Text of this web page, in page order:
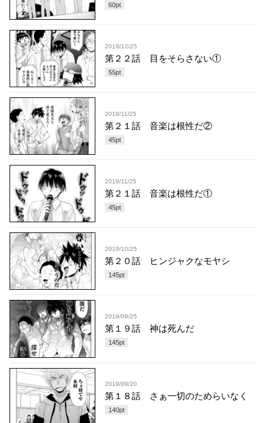
60pt
2019/12/25
第２２話 目をそらさない①
55pt
2019/11/25
第２１話 音楽は根性だ②
45pt
2019/11/25
第２１話 音楽は根性だ①
45pt
2019/10/25
第２０話 ヒンジャクなモヤシ
145pt
2019/09/25
第１９話 神は死んだ
145pt
2019/09/20
第１８話 さぁ一切のためらいなく
140pt